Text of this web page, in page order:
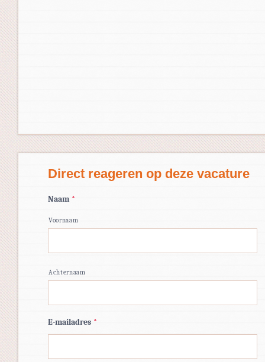
Direct reageren op deze vacature
Naam *
Voornaam
Achternaam
E-mailadres *